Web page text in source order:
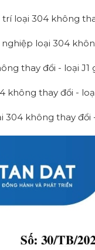
trí loại 304 không
nghiệp loại 304
thay đổi - loại
không thay đổi -
304 không thay